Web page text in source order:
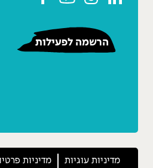
הרשמה לפעילות
מדיניות עוגיות מדיניות